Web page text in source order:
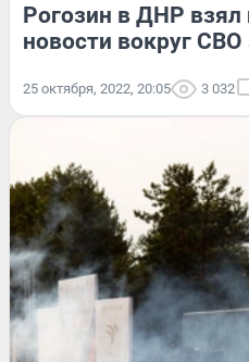
Рогозин в ДНР
новости вокруг СВО
25 октября, 2022, 20:05 3 032